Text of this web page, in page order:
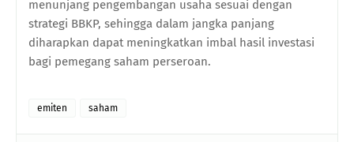
menunjang pengembangan usaha sesuai dengan
strategi BBKP, sehingga dalam jangka panjang
diharapkan dapat meningkatkan imbal hasil investasi
bagi pemegang saham perseroan.
emiten saham